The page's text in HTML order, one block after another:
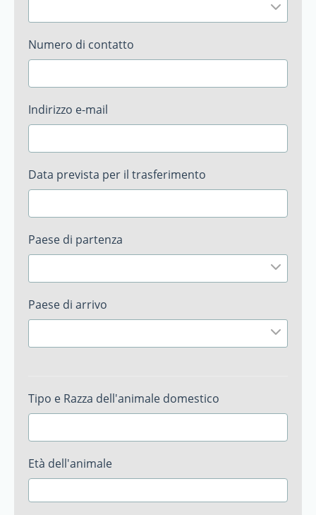
Numero di contatto
Indirizzo e-mail
Data prevista per il trasferimento
Paese di partenza
Paese di arrivo
Tipo e Razza dell'animale domestico
Età dell'animale